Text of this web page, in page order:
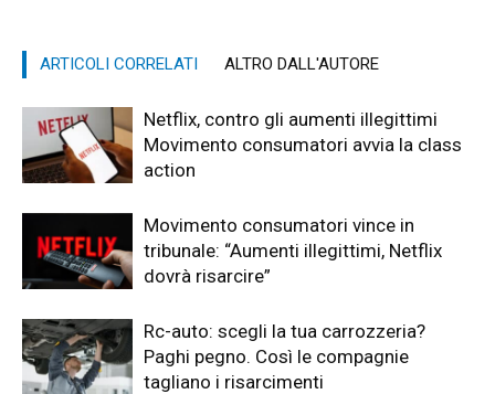
ARTICOLI CORRELATI ALTRO DALL'AUTORE
Netflix, contro gli aumenti illegittimi
Movimento consumatori avvia la class
action
Movimento consumatori vince in
tribunale: “Aumenti illegittimi, Netflix
dovrà risarcire”
Rc-auto: scegli la tua carrozzeria?
Paghi pegno. Così le compagnie
tagliano i risarcimenti